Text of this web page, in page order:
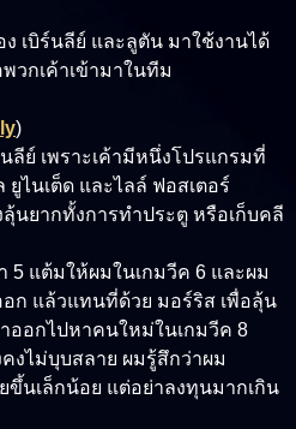
เบิร์นลีย์ และลูตัน มาใช้งานได้
กเค้าเข้ามาในทีม
)
ลีย์ เพราะเค้ามีหนึ่งโปรแกรมที่
ยูไนเต็ด และไลล์ ฟอสเตอร์
นยากทั้งการทำประตู หรือเก็บคลี
5 แต้มให้ผมในเกมวีค 6 และผม
อก แล้วแทนที่ด้วย มอร์ริส เพื่อลุ้น
ออกไปหาคนใหม่ในเกมวีค 8
งไม่บุบสลาย ผมรู้สึกว่าผม
ขึ้นเล็กน้อย แต่อย่าลงทุนมากเกิน